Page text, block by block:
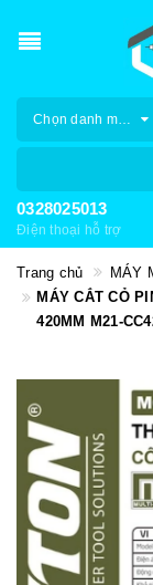
Chọn danh mục
0328025013
Điện thoại hỗ trợ
Trang chủ
MÁY
MÁY CẮT CỎ
420MM M21-